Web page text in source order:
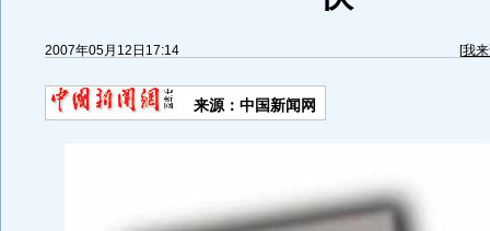
2007年05月12日17:14 [我
来源：中国新闻网